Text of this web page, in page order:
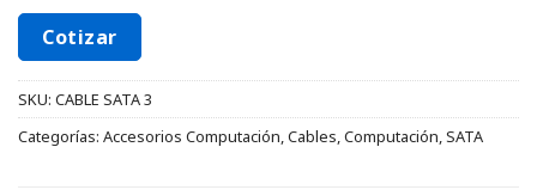
Cotizar
SKU: CABLE SATA 3
Categorías: Accesorios Computación Cables Computación SATA